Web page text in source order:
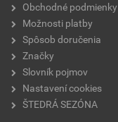
Obchodné podmienky
Možnosti platby
Spôsob doručenia
Značky
Slovník pojmov
Nastavení cookies
ŠTEDRÁ SEZÓNA